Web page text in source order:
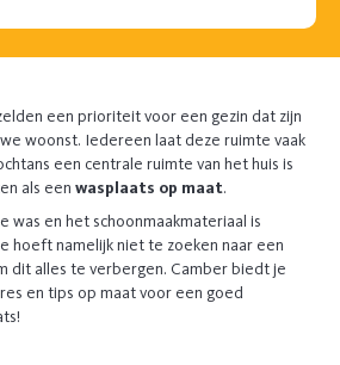
een prioriteit voor een gezin dat zijn
woonst. Iedereen laat deze ruimte vaak
een centrale ruimte van het huis is
als een wasplaats op maat.
was en het schoonmaakmateriaal is
hoeft namelijk niet te zoeken naar een
dit alles te verbergen. Camber biedt je
en tips op maat voor een goed